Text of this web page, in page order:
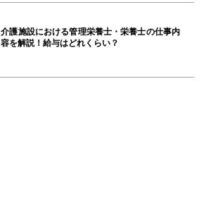
介護施設における管理栄養士・栄養士の仕事内
容を解説！給与はどれくらい？